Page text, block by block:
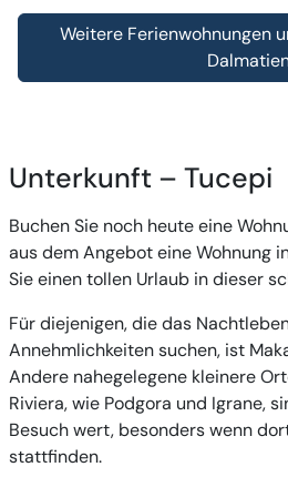
Weitere Ferienwohnungen
Unterkunft – Tucepi
Buchen Sie noch heute eine
aus dem Angebot eine Wohnung
Sie einen tollen Urlaub in dieser
Für diejenigen, die das
Annehmlichkeiten suchen, ist
Andere nahegelegene kleinere
Riviera, wie Podgora und Igrane,
Besuch wert, besonders wenn
stattfinden.